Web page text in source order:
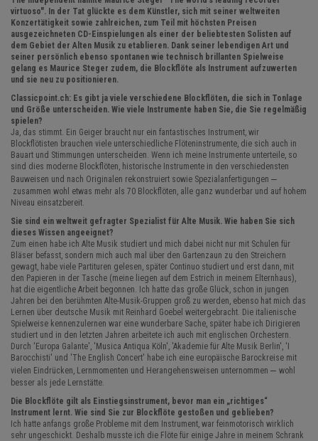
virtuoso". In der Tat glückte es dem Künstler, sich mit seiner weltweiten
Konzertätigkeit sowie zahlreichen, zum Teil mit höchsten Preisen
ausgezeichneten CD-Einspielungen als einer der beliebtesten Solisten auf
dem Gebiet der Alten Musik zu etablieren. Dank seiner lebendigen Art und
seiner persönlich ebenso spontanen wie technisch brillanten Spielweise
gelang es Maurice Steger zudem, die Blockflöte als Instrument aufzuwerten
und sie neu zu positionieren.
Classicpoint.ch: Es gibt ja viele verschiedene Blockflöten, die sich in Tonlage
und Größe unterscheiden. Wie viele Instrumente haben Sie, die Sie regelmäßig
spielen?
Ja, das stimmt. Ein Geiger braucht nur ein fantastisches Instrument, wir
Blockflötisten brauchen viele unterschiedliche Flöteninstrumente, die sich auch in
Bauart und Stimmungen unterscheiden. Wenn ich meine Instrumente unterteile, so
sind dies moderne Blockflöten, historische Instrumente in den verschiedensten
Bauweisen und nach Originalen rekonstruiert sowie Spezialanfertigungen –
zusammen wohl etwas mehr als 70 Blockflöten, alle ganz wunderbar und auf hohem
Niveau einsatzbereit.
Sie sind ein weltweit gefragter Spezialist für Alte Musik. Wie haben Sie sich
dieses Wissen angeeignet?
Zum einen habe ich Alte Musik studiert und mich dabei nicht nur mit Schulen für
Bläser befasst, sondern mich auch mal über den Gartenzaun zu den Streichern
gewagt, habe viele Partituren gelesen, später Continuo studiert und erst dann, mit
den Papieren in der Tasche (meine liegen auf dem Estrich in meinem Elternhaus),
hat die eigentliche Arbeit begonnen. Ich hatte das große Glück, schon in jungen
Jahren bei den berühmten Alte-Musik-Gruppen groß zu werden, ebenso hat mich das
Lernen über deutsche Musik mit Reinhard Goebel weitergebracht. Die italienische
Spielweise kennenzulernen war eine wunderbare Sache, später habe ich Dirigieren
studiert und in den letzten Jahren arbeitete ich auch mit englischen Orchestern.
Durch 'Europa Galante', 'Musica Antiqua Köln', 'Akademie für Alte Musik Berlin', 'I
Barocchisti' und 'The English Concert' habe ich eine europäische Barockreise mit
vielen Eindrücken, Lernmomenten und Herangehensweisen unternommen – wohl
besser als jede Lernstätte.
Die Blockflöte gilt als Einstiegsinstrument, bevor man ein „richtiges“
Instrument lernt. Wie sind Sie zur Blockflöte gestoßen und geblieben?
Ich hatte anfangs große Probleme mit dem Instrument, war feinmotorisch wirklich
sehr ungeschickt. Deshalb musste ich die Flöte für einige Jahre in meinem Schrank